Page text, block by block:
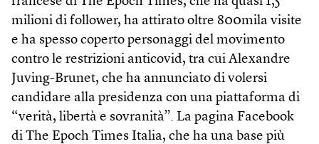
milioni di follower, ha attirato oltre 800mila visite
e ha spesso coperto personaggi del movimento
contro le restrizioni anticovid, tra cui Alexandre
Juving-Brunet, che ha annunciato di volersi
candidare alla presidenza con una piattaforma di
“verità, libertà e sovranità”. La pagina Facebook
di The Epoch Times Italia, che ha una base più